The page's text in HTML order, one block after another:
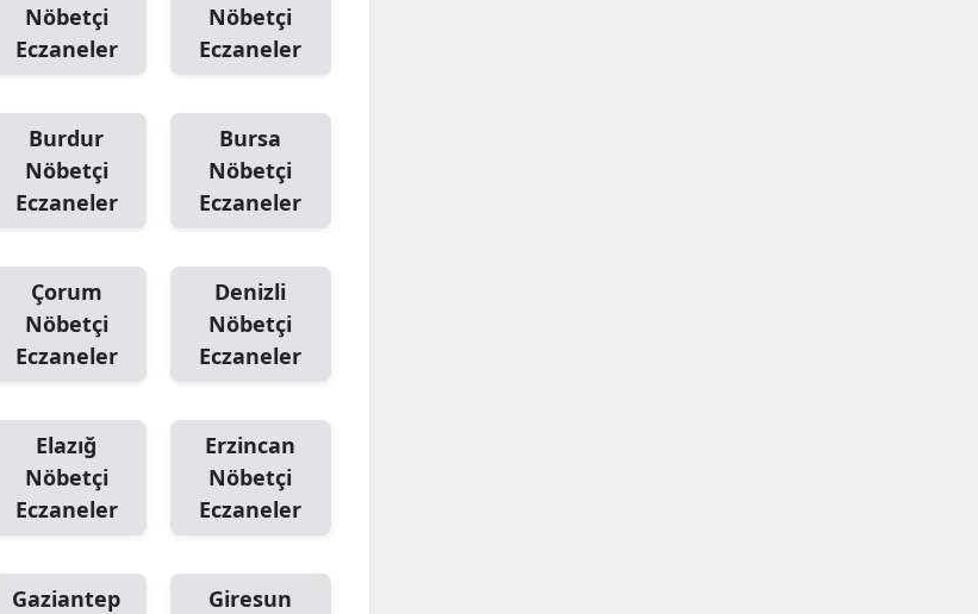
Nöbetçi
Eczaneler
Nöbetçi
Eczaneler
Burdur
Nöbetçi
Eczaneler
Bursa
Nöbetçi
Eczaneler
Çorum
Nöbetçi
Eczaneler
Denizli
Nöbetçi
Eczaneler
Elazığ
Nöbetçi
Eczaneler
Erzincan
Nöbetçi
Eczaneler
Gaziantep
Giresun